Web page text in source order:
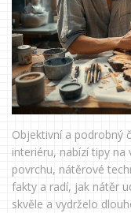
Objektivní a podrobný
interiéru, nabízí tipy na
povrchu, nátěrové
fakty a radí, jak nátěr
skvěle a vydrželo